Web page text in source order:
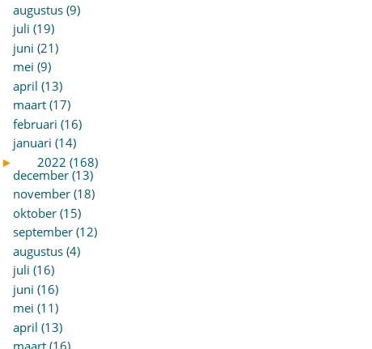
augustus (9)
juli (19)
juni (21)
mei (9)
april (13)
maart (17)
februari (16)
januari (14)
►
2022 (168)
december (13)
november (18)
oktober (15)
september (12)
augustus (4)
juli (16)
juni (16)
mei (11)
april (13)
maart (16)